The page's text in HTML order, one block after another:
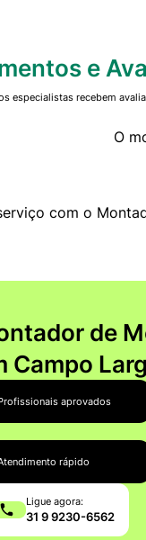
e
especialistas recebem
O
com o
de
Campo
aprovados
rápido
Ligue agora:
31 9 9230-6562